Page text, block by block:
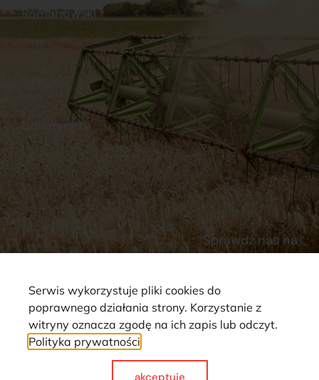
Dokumenty
Regulamin
Polityka prywatności
Reklamacje i zwroty
Dostawy
Płatności
Romanowski
Sklep internetowy
Praca
Ubezpieczenia
Sprawdź nas na
Strona wykorzystuje pliki cookie. Wszystkie prawa zastrzeżone ©
Serwis wykorzystuje pliki cookies do
poprawnego działania strony. Korzystanie z
witryny oznacza zgodę na ich zapis lub odczyt.
Polityka prywatności
akceptuje